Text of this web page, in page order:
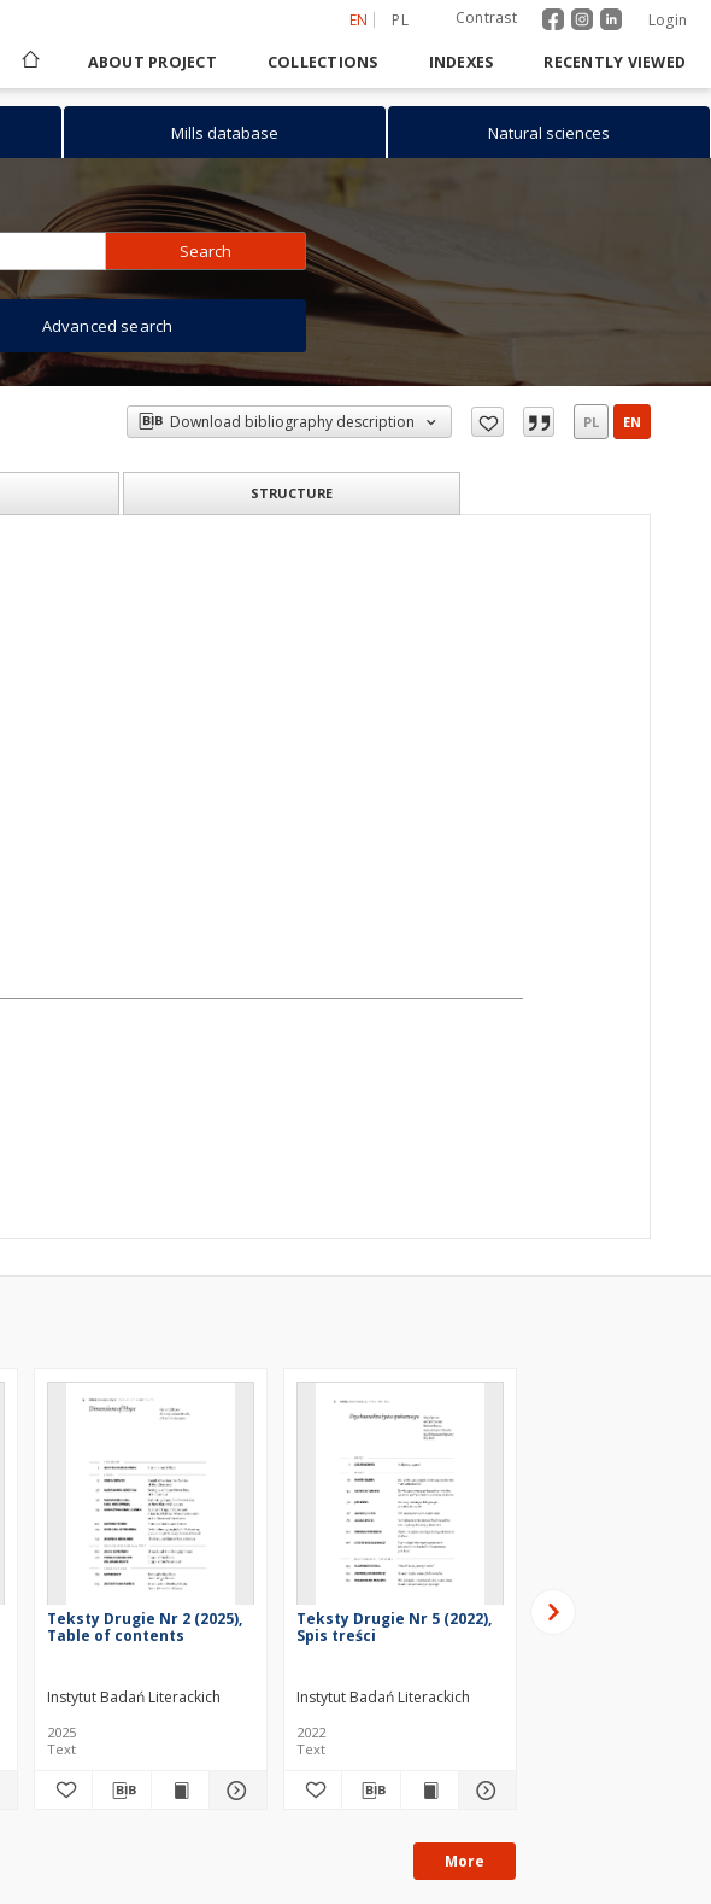
EN PL Contrast Login
ABOUT PROJECT COLLECTIONS INDEXES RECENTLY VIEWED
Mills database Natural sciences
Search
Advanced search
Download bibliography description PL EN
STRUCTURE
Teksty Drugie Nr 2 (2025),
Table of contents
Instytut Badań Literackich
2025
Text
Teksty Drugie Nr 5 (2022),
Spis treści
Instytut Badań Literackich
2022
Text
Teksty Drugie Nr 2
More